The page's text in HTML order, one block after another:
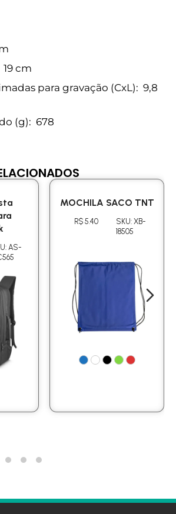
19 cm
para gravação (CxL): 9,8
(g): 678
AS-
MOCHILA SACO TNT
R$ 5.40
SKU: XB-
18505